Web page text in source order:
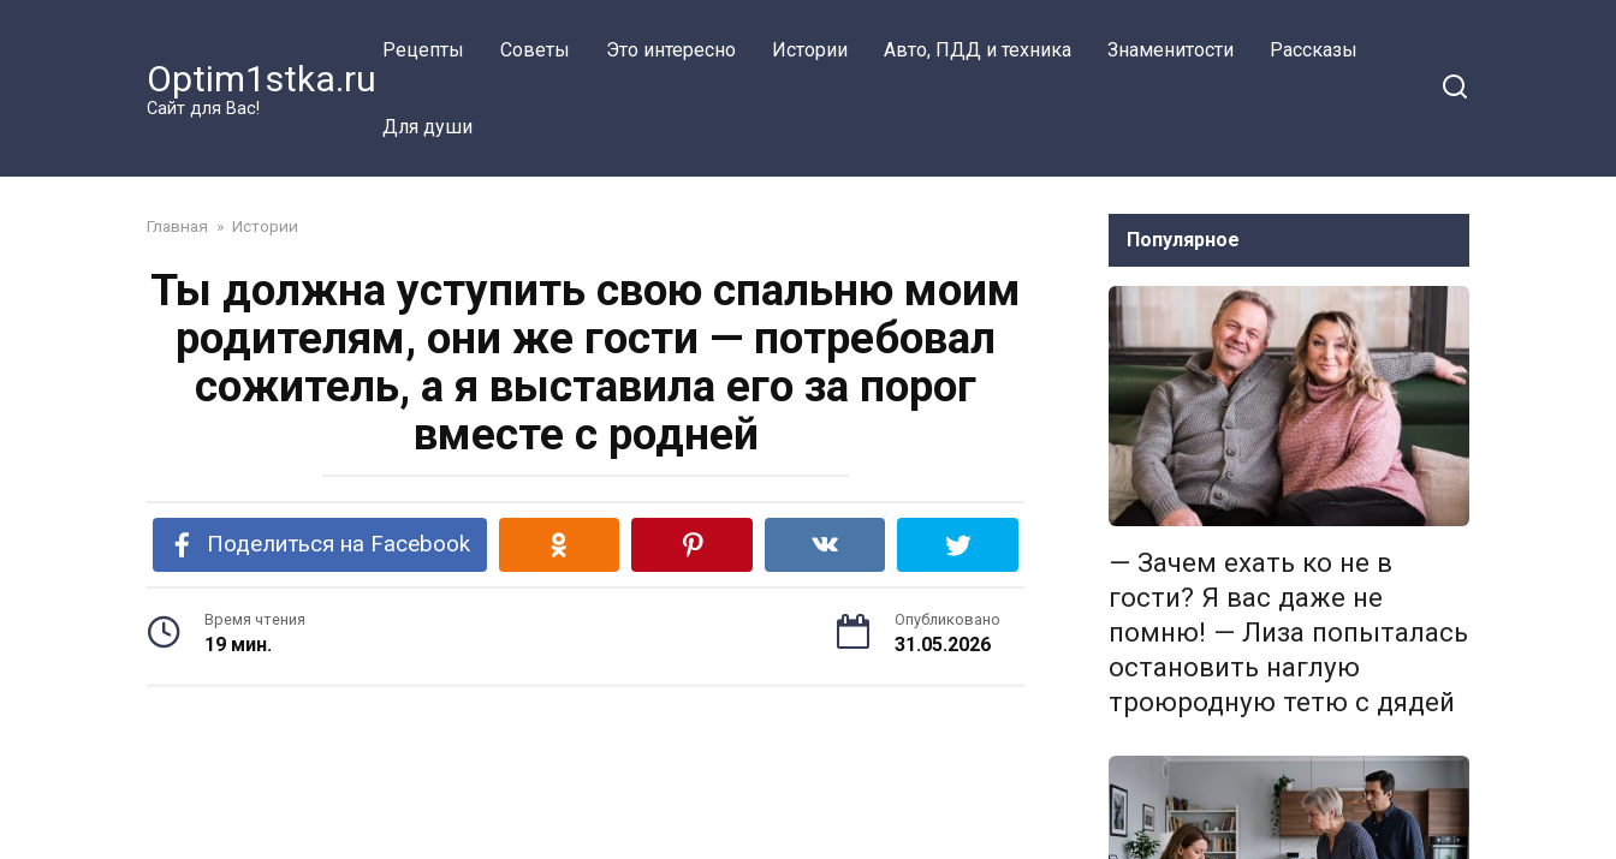
Optim1stka.ru
Сайт для Вас!
Рецепты Советы Это интересно Истории Авто, ПДД и техника Знаменитости Рассказы
Для души
Главная » Истории
Ты должна уступить свою спальню моим
родителям, они же гости — потребовал
сожитель, а я выставила его за порог
вместе с родней
Поделиться на Facebook
Время чтения
19 мин.
Опубликовано
31.05.2026
Популярное
— Зачем ехать ко не в
гости? Я вас даже не
помню! — Лиза попыталась
остановить наглую
троюродную тетю с дядей
вещи мужа за дверь